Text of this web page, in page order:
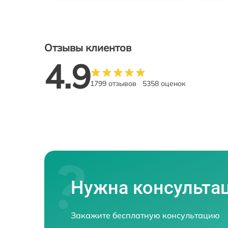
Отзывы клиентов
4.91799 отзывов 5358 оценок
Нужна
Закажите бесплатную консультацию